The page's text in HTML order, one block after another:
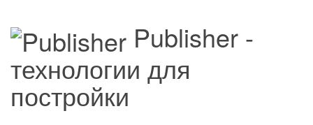
Publisher -
технологии для
постройки